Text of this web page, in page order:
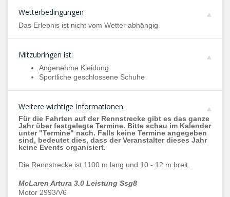
Wetterbedingungen
Das Erlebnis ist nicht vom Wetter abhängig
Mitzubringen ist:
Angenehme Kleidung
Sportliche geschlossene Schuhe
Weitere wichtige Informationen:
Für die Fahrten auf der Rennstrecke gibt es das ganze
Jahr über festgelegte Termine. Bitte schau im Kalender
unter "Termine" nach. Falls keine Termine angegeben
sind, bedeutet dies, dass der Veranstalter dieses Jahr
keine Events organisiert.
Die Rennstrecke ist 1100 m lang und 10 - 12 m breit.
McLaren Artura 3.0 Leistung Ssg8
Motor 2993/V6